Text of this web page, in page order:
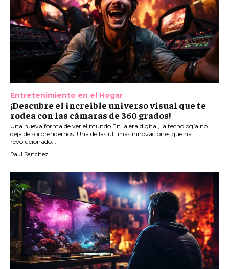
Entretenimiento en el Hogar
¡Descubre el increíble universo visual que te
rodea con las cámaras de 360 grados!
Una nueva forma de ver el mundo En la era digital, la tecnología no
deja de sorprendernos. Una de las últimas innovaciones que ha
revolucionado...
Raul Sanchez